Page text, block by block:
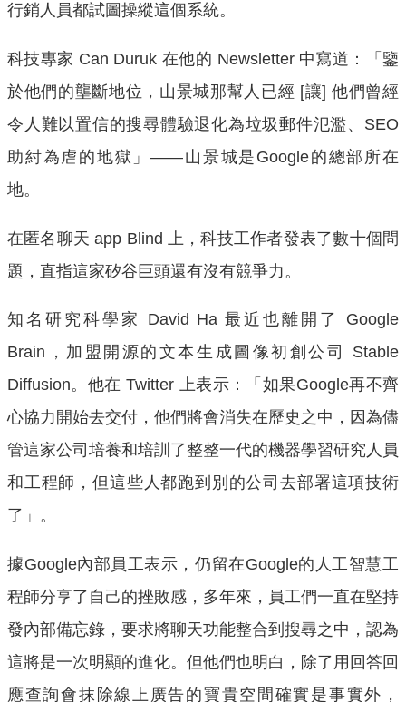
行銷人員都試圖操縱這個系統。
科技專家 Can Duruk 在他的 Newsletter 中寫道：「鑒
於他們的壟斷地位，山景城那幫人已經 [讓] 他們曾經
令人難以置信的搜尋體驗退化為垃圾郵件氾濫、SEO
助紂為虐的地獄」——山景城是Google的總部所在
地。
在匿名聊天 app Blind 上，科技工作者發表了數十個問
題，直指這家矽谷巨頭還有沒有競爭力。
知名研究科學家 David Ha 最近也離開了 Google
Brain，加盟開源的文本生成圖像初創公司 Stable
Diffusion。他在 Twitter 上表示：「如果Google再不齊
心協力開始去交付，他們將會消失在歷史之中，因為儘
管這家公司培養和培訓了整整一代的機器學習研究人員
和工程師，但這些人都跑到別的公司去部署這項技術
了」。
據Google內部員工表示，仍留在Google的人工智慧工
程師分享了自己的挫敗感，多年來，員工們一直在堅持
發內部備忘錄，要求將聊天功能整合到搜尋之中，認為
這將是一次明顯的進化。但他們也明白，除了用回答回
應查詢會抹除線上廣告的寶貴空間確實是事實外，